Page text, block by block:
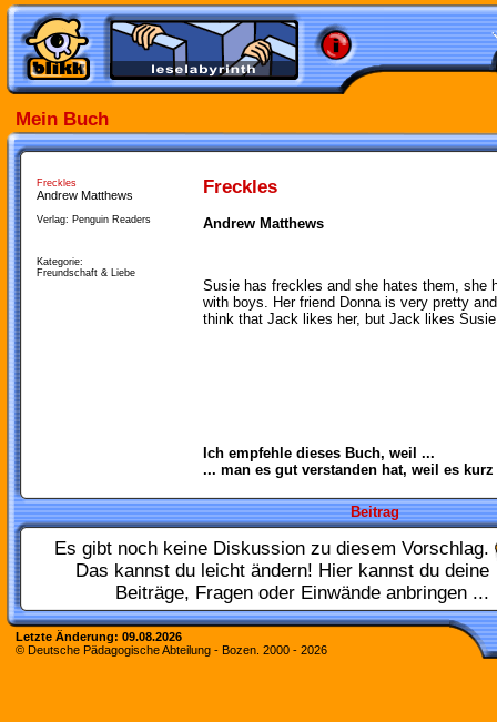
Mein Buch
Freckles
Andrew Matthews
Verlag: Penguin Readers
Kategorie:
Freundschaft & Liebe
Freckles
Andrew Matthews
Susie has freckles and she hates them, she
with boys. Her friend Donna is very pretty
think that Jack likes her, but Jack likes
Ich empfehle dieses Buch, weil ...
... man es gut verstanden hat, weil es
Beitrag
Es gibt noch keine Diskussion zu diesem Vorschlag.
Das kannst du leicht ändern! Hier kannst du deine
Beiträge, Fragen oder Einwände anbringen ...
Letzte Änderung: 09.08.2026
© Deutsche Pädagogische Abteilung - Bozen. 2000 - 2026